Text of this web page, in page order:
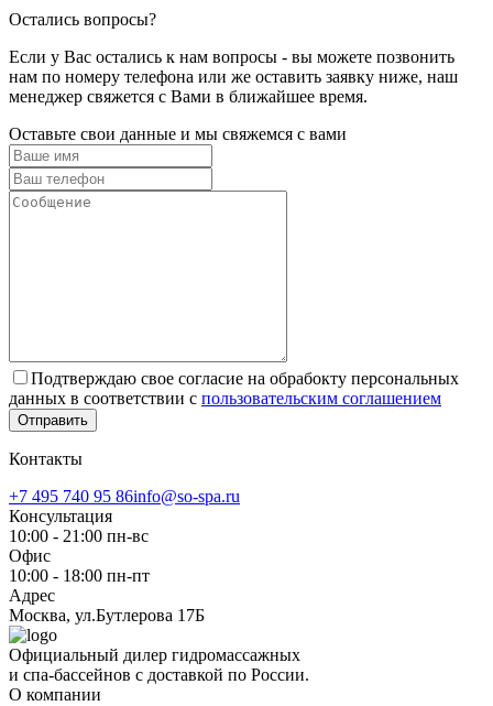
Остались вопросы?
Если у Вас остались к нам вопросы - вы можете позвонить
нам по номеру телефона или же оставить заявку ниже, наш
менеджер свяжется с Вами в ближайшее время.
Оставьте свои данные и мы свяжемся с вами
Подтверждаю свое согласие на обрабокту персональных
данных в соответствии с пользовательским соглашением
Отправить
Контакты
+7 495 740 95 86info@so-spa.ru
Консультация
10:00 - 21:00 пн-вс
Офис
10:00 - 18:00 пн-пт
Адрес
Москва, ул.Бутлерова 17Б
Официальный дилер гидромассажных
и спа-бассейнов с доставкой по России.
О компании